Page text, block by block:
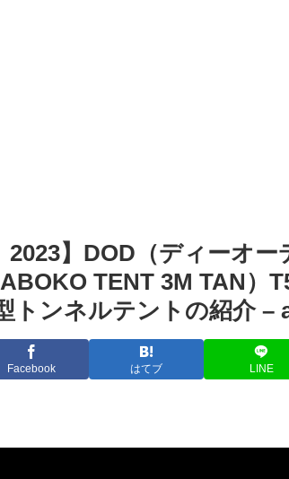
2023】DOD（ディーオ
TENT 3M TAN）
トンネルテントの紹介 –
Facebook はてブ LINE